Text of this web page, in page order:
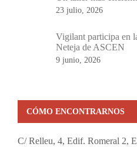
23 julio, 2026
Vigilant participa en
Neteja de ASCEN
9 junio, 2026
CÓMO ENCONTRARNOS
C/ Relleu, 4, Edif. Romeral 2,